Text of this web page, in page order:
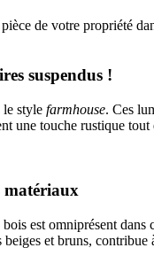
de votre propriété
suspendus !
le style farmhouse. Ces
une touche rustique
matériaux
est omniprésent
et bruns, contribue